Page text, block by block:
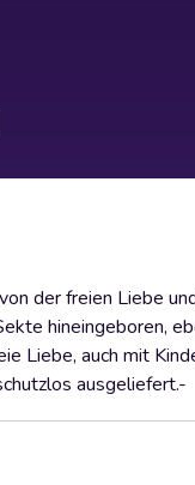
der freien Liebe
hineingeboren,
Liebe, auch mit
ausgeliefert.-